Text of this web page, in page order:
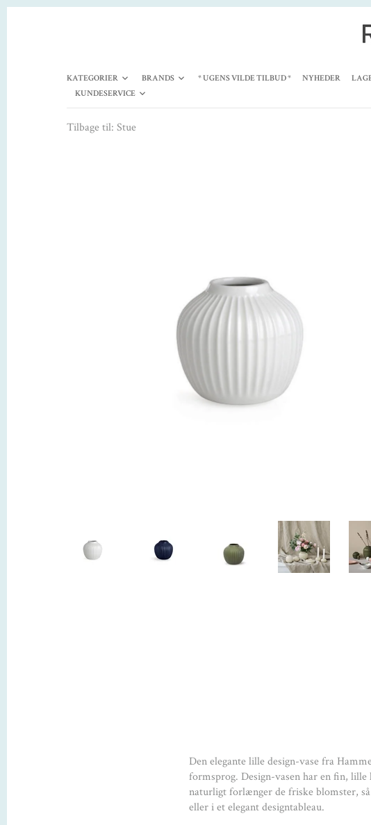
KATEGORIER BRANDS * UGENS VILDE TILBUD * NYHEDER
KUNDESERVICE
Tilbage til: Stue
Den elegante lille design-vase fra
formsprog. Design-vasen har en fin,
naturligt forlænger de friske blomster,
eller i et elegant designtableau.